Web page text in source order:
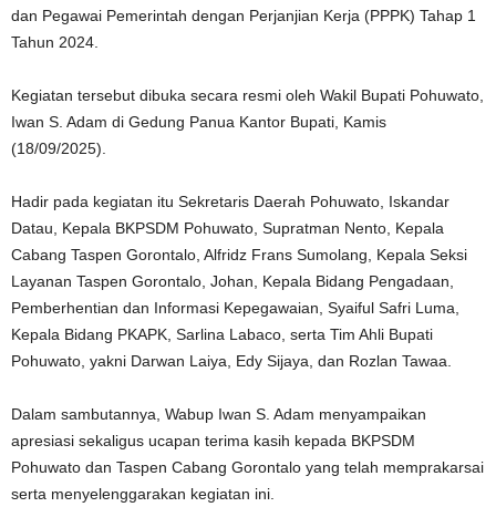
dan Pegawai Pemerintah dengan Perjanjian Kerja (PPPK) Tahap 1
Tahun 2024.
Kegiatan tersebut dibuka secara resmi oleh Wakil Bupati Pohuwato,
Iwan S. Adam di Gedung Panua Kantor Bupati, Kamis
(18/09/2025).
Hadir pada kegiatan itu Sekretaris Daerah Pohuwato, Iskandar
Datau, Kepala BKPSDM Pohuwato, Supratman Nento, Kepala
Cabang Taspen Gorontalo, Alfridz Frans Sumolang, Kepala Seksi
Layanan Taspen Gorontalo, Johan, Kepala Bidang Pengadaan,
Pemberhentian dan Informasi Kepegawaian, Syaiful Safri Luma,
Kepala Bidang PKAPK, Sarlina Labaco, serta Tim Ahli Bupati
Pohuwato, yakni Darwan Laiya, Edy Sijaya, dan Rozlan Tawaa.
Dalam sambutannya, Wabup Iwan S. Adam menyampaikan
apresiasi sekaligus ucapan terima kasih kepada BKPSDM
Pohuwato dan Taspen Cabang Gorontalo yang telah memprakarsai
serta menyelenggarakan kegiatan ini.